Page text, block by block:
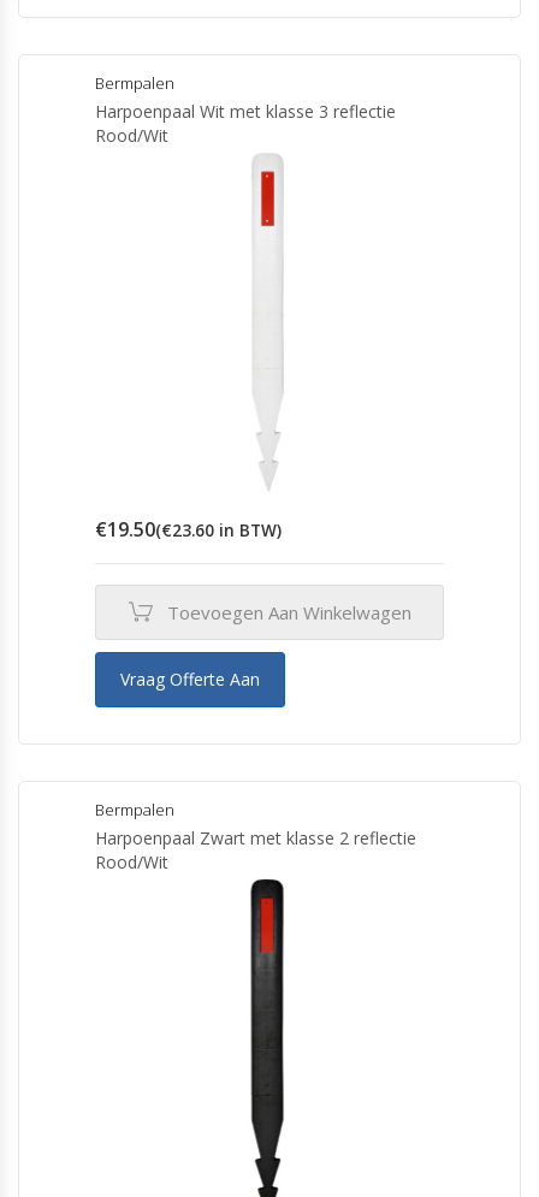
Bermpalen
Harpoenpaal Wit met klasse 3 reflectie
Rood/Wit
€19.50(€23.60 in BTW)
Toevoegen Aan Winkelwagen
Vraag Offerte Aan
Bermpalen
Harpoenpaal Zwart met klasse 2 reflectie
Rood/Wit